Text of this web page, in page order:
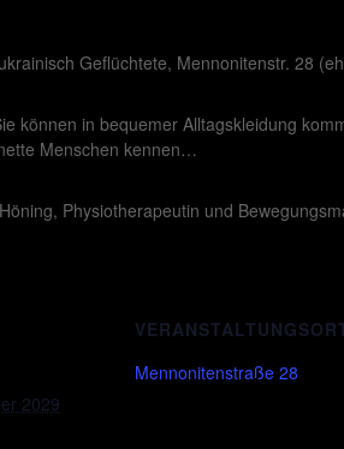
Geflüchtete, Mennonitenstr. 28
können in bequemer Alltagskleidung
Menschen kennen…
Physiotherapeutin und
2029
Mennonitenstraße 28